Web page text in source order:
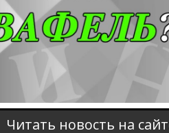
Читать новость на